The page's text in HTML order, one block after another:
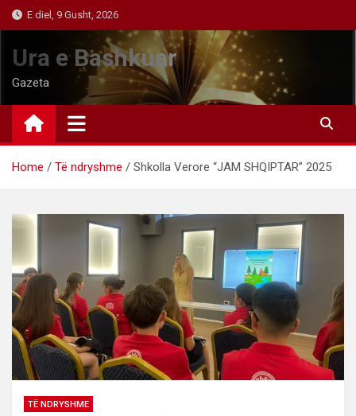
Skip
to
content
E diel, 9 Gusht, 2026
Ura e Bashkuar
Gazeta
Home Të ndryshme Shkolla Verore “JAM SHQIPTAR” 2025
TË NDRYSHME